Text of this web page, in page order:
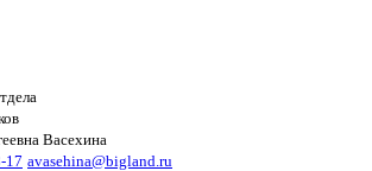
Васехина
17 avasehina@bigland.ru